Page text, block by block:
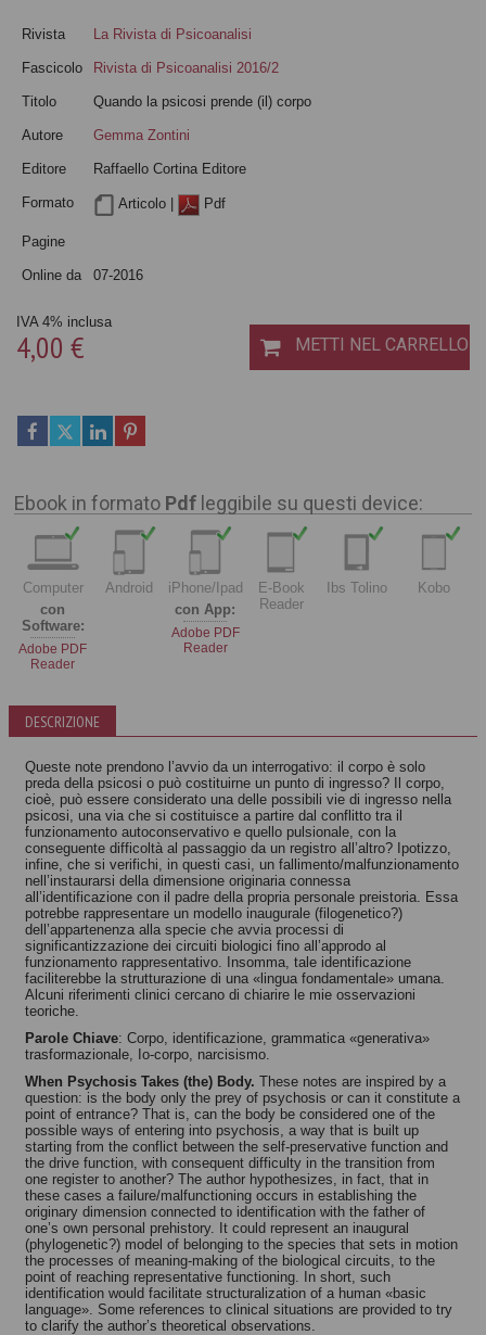
Rivista La Rivista di Psicoanalisi
Fascicolo Rivista di Psicoanalisi 2016/2
Titolo Quando la psicosi prende (il) corpo
Autore Gemma Zontini
Editore Raffaello Cortina Editore
Formato Articolo | Pdf
Pagine
Online da 07-2016
4,00 €
IVA 4% inclusa
METTI NEL CARRELLO
Ebook in formato Pdf leggibile su questi device:
Computer
con
Software:
Adobe PDF
Reader
Android
iPhone/Ipad
con App:
Adobe PDF
Reader
E-Book
Reader
Ibs Tolino Kobo
DESCRIZIONE
Queste note prendono l’avvio da un interrogativo: il corpo è solo
preda della psicosi o può costituirne un punto di ingresso? Il corpo,
cioè, può essere considerato una delle possibili vie di ingresso nella
psicosi, una via che si costituisce a partire dal conflitto tra il
funzionamento autoconservativo e quello pulsionale, con la
conseguente difficoltà al passaggio da un registro all’altro? Ipotizzo,
infine, che si verifichi, in questi casi, un fallimento/malfunzionamento
nell’instaurarsi della dimensione originaria connessa
all’identificazione con il padre della propria personale preistoria. Essa
potrebbe rappresentare un modello inaugurale (filogenetico?)
dell’appartenenza alla specie che avvia processi di
significantizzazione dei circuiti biologici fino all’approdo al
funzionamento rappresentativo. Insomma, tale identificazione
faciliterebbe la strutturazione di una «lingua fondamentale» umana.
Alcuni riferimenti clinici cercano di chiarire le mie osservazioni
teoriche.
Parole Chiave: Corpo, identificazione, grammatica «generativa»
trasformazionale, Io-corpo, narcisismo.
When Psychosis Takes (the) Body. These notes are inspired by a
question: is the body only the prey of psychosis or can it constitute a
point of entrance? That is, can the body be considered one of the
possible ways of entering into psychosis, a way that is built up
starting from the conflict between the self-preservative function and
the drive function, with consequent difficulty in the transition from
one register to another? The author hypothesizes, in fact, that in
these cases a failure/malfunctioning occurs in establishing the
originary dimension connected to identification with the father of
one’s own personal prehistory. It could represent an inaugural
(phylogenetic?) model of belonging to the species that sets in motion
the processes of meaning-making of the biological circuits, to the
point of reaching representative functioning. In short, such
identification would facilitate structuralization of a human «basic
language». Some references to clinical situations are provided to try
to clarify the author’s theoretical observations.